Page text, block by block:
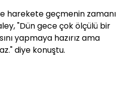
harekete geçmenin zamanı
"Dün gece çok ölçülü bir
yapmaya hazırız ama
diye konuştu.